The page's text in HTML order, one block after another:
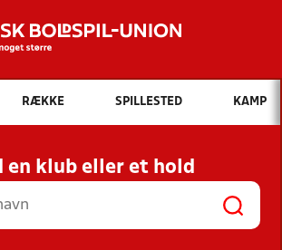
Hvad vil du søge efter?
INDHOLD OG NYHEDER
RESULTATER, KLUBBER OG
HOLD
RÆKKE SPILLESTED KAMP
en klub eller et hold